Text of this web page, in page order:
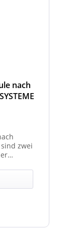
nach
zwei
die